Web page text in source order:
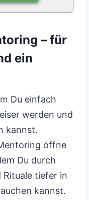
– für
ein
Du einfach
werden und
kannst.
öffne
Du durch
Rituale tiefer in
kannst.